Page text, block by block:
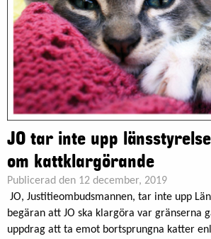
JO tar inte upp
om kattklargörande
Publicerad den 12 december, 2019
JO, Justitieombudsmannen, tar inte upp
begäran att JO ska klargöra var gränserna
uppdrag att ta emot bortsprungna katter